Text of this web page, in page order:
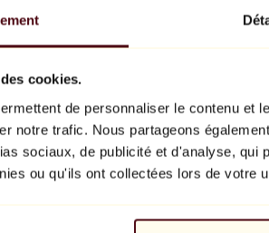
cookies.
de personnaliser le contenu et
notre trafic. Nous partageons
sociaux, de publicité et d'analyse,
ou qu'ils ont collectées lors de votre